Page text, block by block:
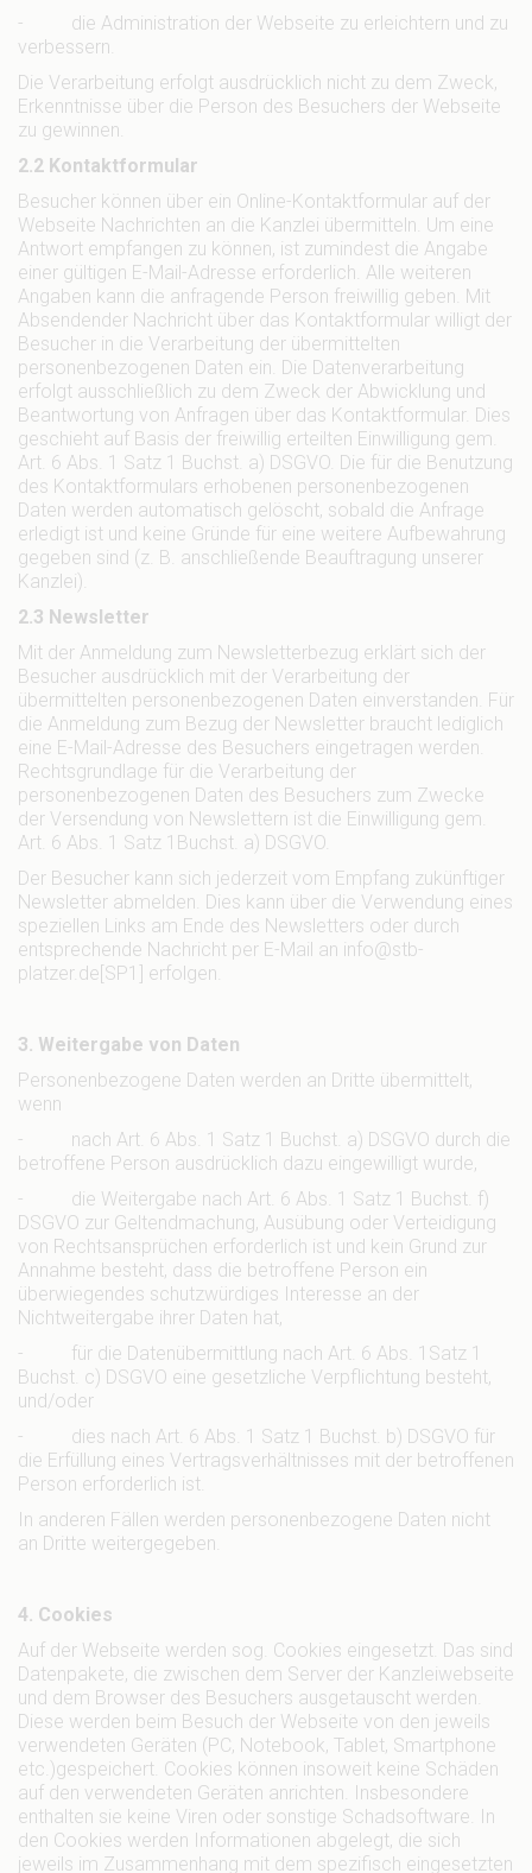
- die Administration der Webseite zu erleichtern und zu
verbessern.
Die Verarbeitung erfolgt ausdrücklich nicht zu dem Zweck,
Erkenntnisse über die Person des Besuchers der Webseite
zu gewinnen.
2.2 Kontaktformular
Besucher können über ein Online-Kontaktformular auf der
Webseite Nachrichten an die Kanzlei übermitteln. Um eine
Antwort empfangen zu können, ist zumindest die Angabe
einer gültigen E-Mail-Adresse erforderlich. Alle weiteren
Angaben kann die anfragende Person freiwillig geben. Mit
Absendender Nachricht über das Kontaktformular willigt der
Besucher in die Verarbeitung der übermittelten
personenbezogenen Daten ein. Die Datenverarbeitung
erfolgt ausschließlich zu dem Zweck der Abwicklung und
Beantwortung von Anfragen über das Kontaktformular. Dies
geschieht auf Basis der freiwillig erteilten Einwilligung gem.
Art. 6 Abs. 1 Satz 1 Buchst. a) DSGVO. Die für die Benutzung
des Kontaktformulars erhobenen personenbezogenen
Daten werden automatisch gelöscht, sobald die Anfrage
erledigt ist und keine Gründe für eine weitere Aufbewahrung
gegeben sind (z. B. anschließende Beauftragung unserer
Kanzlei).
2.3 Newsletter
Mit der Anmeldung zum Newsletterbezug erklärt sich der
Besucher ausdrücklich mit der Verarbeitung der
übermittelten personenbezogenen Daten einverstanden. Für
die Anmeldung zum Bezug der Newsletter braucht lediglich
eine E-Mail-Adresse des Besuchers eingetragen werden.
Rechtsgrundlage für die Verarbeitung der
personenbezogenen Daten des Besuchers zum Zwecke
der Versendung von Newslettern ist die Einwilligung gem.
Art. 6 Abs. 1 Satz 1Buchst. a) DSGVO.
Der Besucher kann sich jederzeit vom Empfang zukünftiger
Newsletter abmelden. Dies kann über die Verwendung eines
speziellen Links am Ende des Newsletters oder durch
entsprechende Nachricht per E-Mail an info@stb-
platzer.de[SP1] erfolgen.
3. Weitergabe von Daten
Personenbezogene Daten werden an Dritte übermittelt,
wenn
- nach Art. 6 Abs. 1 Satz 1 Buchst. a) DSGVO durch die
betroffene Person ausdrücklich dazu eingewilligt wurde,
- die Weitergabe nach Art. 6 Abs. 1 Satz 1 Buchst. f)
DSGVO zur Geltendmachung, Ausübung oder Verteidigung
von Rechtsansprüchen erforderlich ist und kein Grund zur
Annahme besteht, dass die betroffene Person ein
überwiegendes schutzwürdiges Interesse an der
Nichtweitergabe ihrer Daten hat,
- für die Datenübermittlung nach Art. 6 Abs. 1Satz 1
Buchst. c) DSGVO eine gesetzliche Verpflichtung besteht,
und/oder
- dies nach Art. 6 Abs. 1 Satz 1 Buchst. b) DSGVO für
die Erfüllung eines Vertragsverhältnisses mit der betroffenen
Person erforderlich ist.
In anderen Fällen werden personenbezogene Daten nicht
an Dritte weitergegeben.
4. Cookies
Auf der Webseite werden sog. Cookies eingesetzt. Das sind
Datenpakete, die zwischen dem Server der Kanzleiwebseite
und dem Browser des Besuchers ausgetauscht werden.
Diese werden beim Besuch der Webseite von den jeweils
verwendeten Geräten (PC, Notebook, Tablet, Smartphone
etc.)gespeichert. Cookies können insoweit keine Schäden
auf den verwendeten Geräten anrichten. Insbesondere
enthalten sie keine Viren oder sonstige Schadsoftware. In
den Cookies werden Informationen abgelegt, die sich
jeweils im Zusammenhang mit dem spezifisch eingesetzten